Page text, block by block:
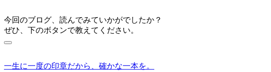
今回のブログ、読んでみていかがでしたか？
ぜひ、下のボタンで教えてください。
一生に一度の印章だから、確かな一本を。